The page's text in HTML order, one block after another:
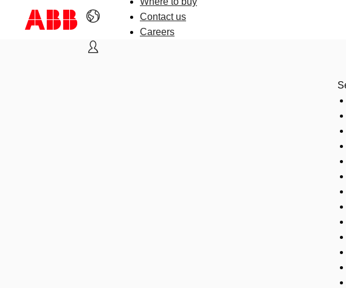
Contact us
Careers